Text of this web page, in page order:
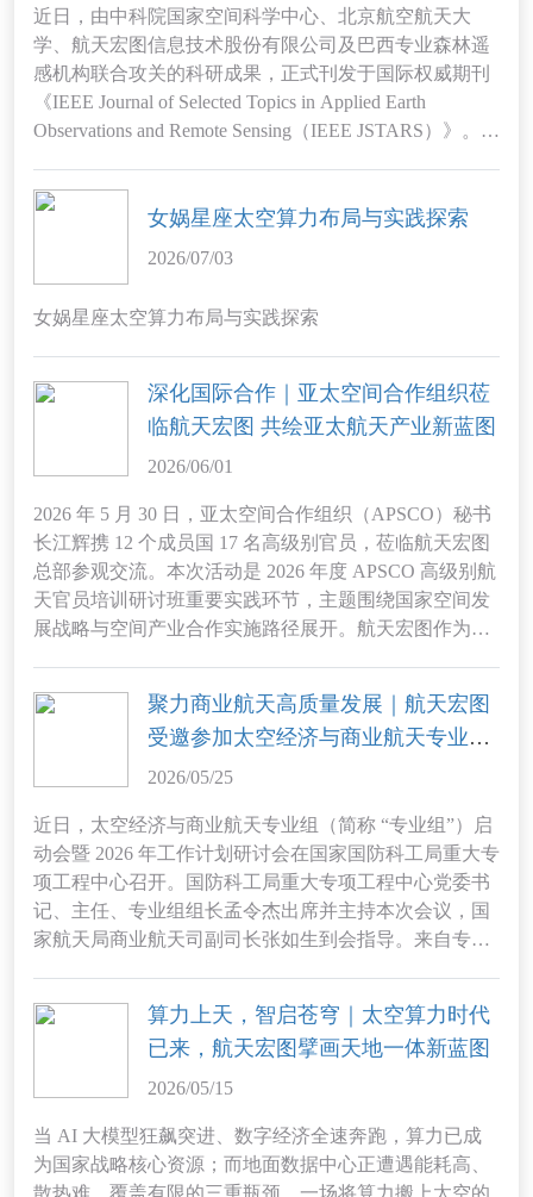
近日，由中科院国家空间科学中心、北京航空航天大
学、航天宏图信息技术股份有限公司及巴西专业森林遥
感机构联合攻关的科研成果，正式刊发于国际权威期刊
《IEEE Journal of Selected Topics in Applied Earth
Observations and Remote Sensing（IEEE JSTARS）》。依
测能力，科研团队成功攻克致密热带森林林下地形、森
林高度同步反演世界级技术难题，将国产编队 SAR 应用
女娲星座太空算力布局与实践探索
2026/07/03
女娲星座太空算力布局与实践探索
深化国际合作｜亚太空间合作组织莅
临航天宏图 共绘亚太航天产业新蓝图
2026/06/01
2026 年 5 月 30 日，亚太空间合作组织（APSCO）秘书
长江辉携 12 个成员国 17 名高级别官员，莅临航天宏图
总部参观交流。本次活动是 2026 年度 APSCO 高级别航
天官员培训研讨班重要实践环节，主题围绕国家空间发
展战略与空间产业合作实施路径展开。航天宏图作为卫
流。
聚力商业航天高质量发展｜航天宏图
受邀参加太空经济与商业航天专业组
启动会
2026/05/25
近日，太空经济与商业航天专业组（简称 “专业组”）启
动会暨 2026 年工作计划研讨会在国家国防科工局重大专
项工程中心召开。国防科工局重大专项工程中心党委书
记、主任、专业组组长孟令杰出席并主持本次会议，国
家航天局商业航天司副司长张如生到会指导。来自专业
算力上天，智启苍穹｜太空算力时代
已来，航天宏图擘画天地一体新蓝图
2026/05/15
当 AI 大模型狂飙突进、数字经济全速奔跑，算力已成
为国家战略核心资源；而地面数据中心正遭遇能耗高、
散热难、覆盖有限的三重瓶颈，一场将算力搬上太空的